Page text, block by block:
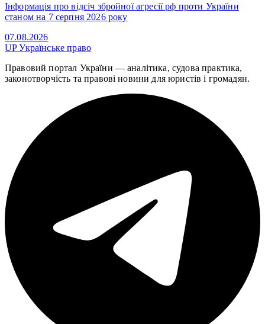
Інформація про відсіч збройної агресії рф проти України
станом на 7 серпня 2026 року
07.08.2026
UPУкраїнське право
Правовий портал України — аналітика, судова практика,
законотворчість та правові новини для юристів і громадян.